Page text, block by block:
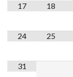
17 18
24 25
31